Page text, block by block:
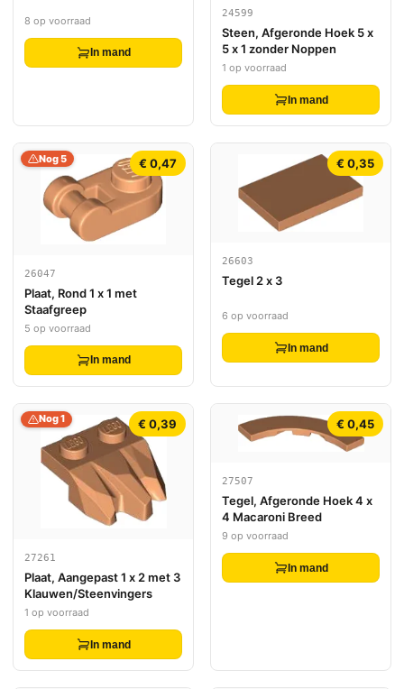
8 op voorraad
In mand
24599
Steen, Afgeronde Hoek 5 x
5 x 1 zonder Noppen
1 op voorraad
In mand
€ 0,47
Nog 5
26047
Plaat, Rond 1 x 1 met
Staafgreep
5 op voorraad
In mand
€ 0,35
26603
Tegel 2 x 3
6 op voorraad
In mand
€ 0,39
Nog 1
27261
Plaat, Aangepast 1 x 2 met 3
Klauwen/Steenvingers
1 op voorraad
In mand
€ 0,45
27507
Tegel, Afgeronde Hoek 4 x
4 Macaroni Breed
9 op voorraad
In mand